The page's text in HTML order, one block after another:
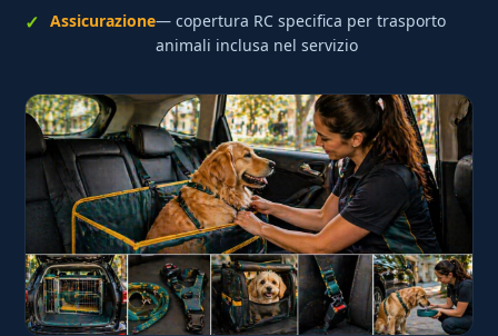
Assicurazione— copertura RC specifica per trasporto
animali inclusa nel servizio